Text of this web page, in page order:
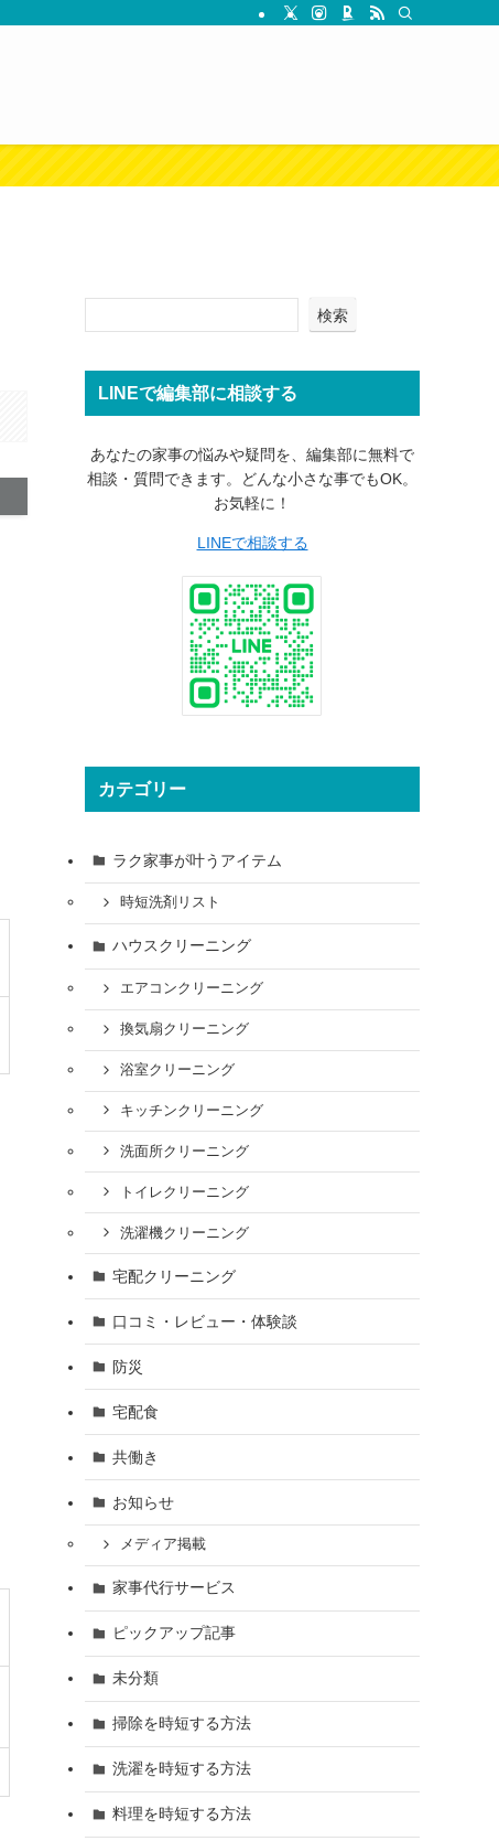
検索
LINEで編集部に相談する
あなたの家事の悩みや疑問を、編集部に無料で
相談・質問できます。どんな小さな事でもOK。
お気軽に！
LINEで相談する
カテゴリー
ラク家事が叶うアイテム
時短洗剤リスト
ハウスクリーニング
エアコンクリーニング
換気扇クリーニング
浴室クリーニング
キッチンクリーニング
洗面所クリーニング
トイレクリーニング
洗濯機クリーニング
宅配クリーニング
口コミ・レビュー・体験談
防災
宅配食
共働き
お知らせ
メディア掲載
家事代行サービス
ピックアップ記事
未分類
掃除を時短する方法
洗濯を時短する方法
料理を時短する方法